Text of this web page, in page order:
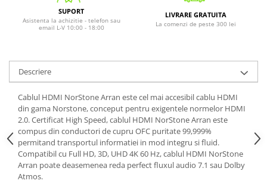
SUPORT
Asistenta la achizitie - telefon sau
email L-V 10:00 - 18:00
LIVRARE GRATUITA
La comenzi de peste 300 lei
Descriere
Cablul HDMI NorStone Arran este cel mai accesibil cablu HDMI
din gama Norstone, conceput pentru exigentele normelor HDMI
2.0. Certificat High Speed, cablul HDMI NorStone Arran este
compus din conductori de cupru OFC puritate 99,999%
permitand transportul informatiei in mod integru si fluid.
Compatibil cu Full HD, 3D, UHD 4K 60 Hz, cablul HDMI NorStone
Arran poate deasemenea reda perfect fluxul audio 7.1 sau Dolby
Atmos.